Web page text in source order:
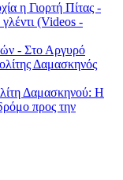
η Γιορτή Πίτας -
(Videos -
- Στο Αργυρό
Δαμασκηνός
Δαμασκηνού: Η
προς την